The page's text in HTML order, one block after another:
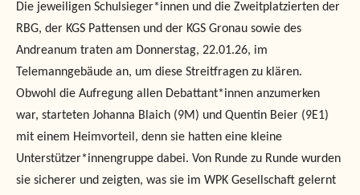
Die jeweiligen Schulsieger*innen und die Zweitplatzierten der
RBG, der KGS Pattensen und der KGS Gronau sowie des
Andreanum traten am Donnerstag, 22.01.26, im
Telemanngebäude an, um diese Streitfragen zu klären.
Obwohl die Aufregung allen Debattant*innen anzumerken
war, starteten Johanna Blaich (9M) und Quentin Beier (9E1)
mit einem Heimvorteil, denn sie hatten eine kleine
Unterstützer*innengruppe dabei. Von Runde zu Runde wurden
sie sicherer und zeigten, was sie im WPK Gesellschaft gelernt